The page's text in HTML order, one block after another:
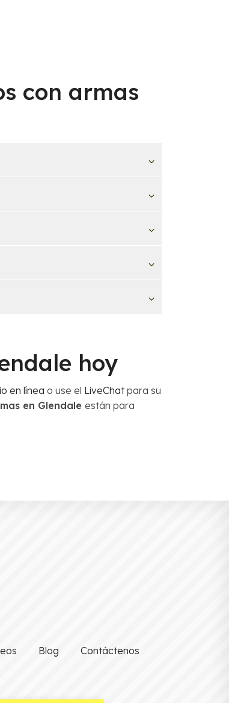
con armas
hoy
en línea o use el LiveChatpara su
en Glendale están para
Blog Contáctenos